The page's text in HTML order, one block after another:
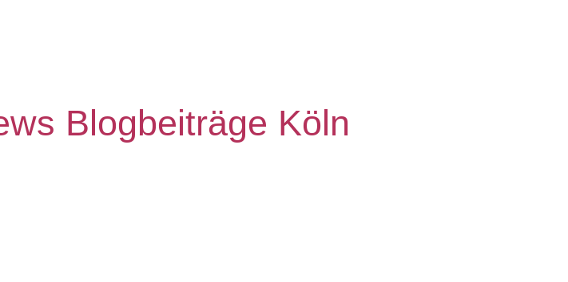
Blogbeiträge Köln